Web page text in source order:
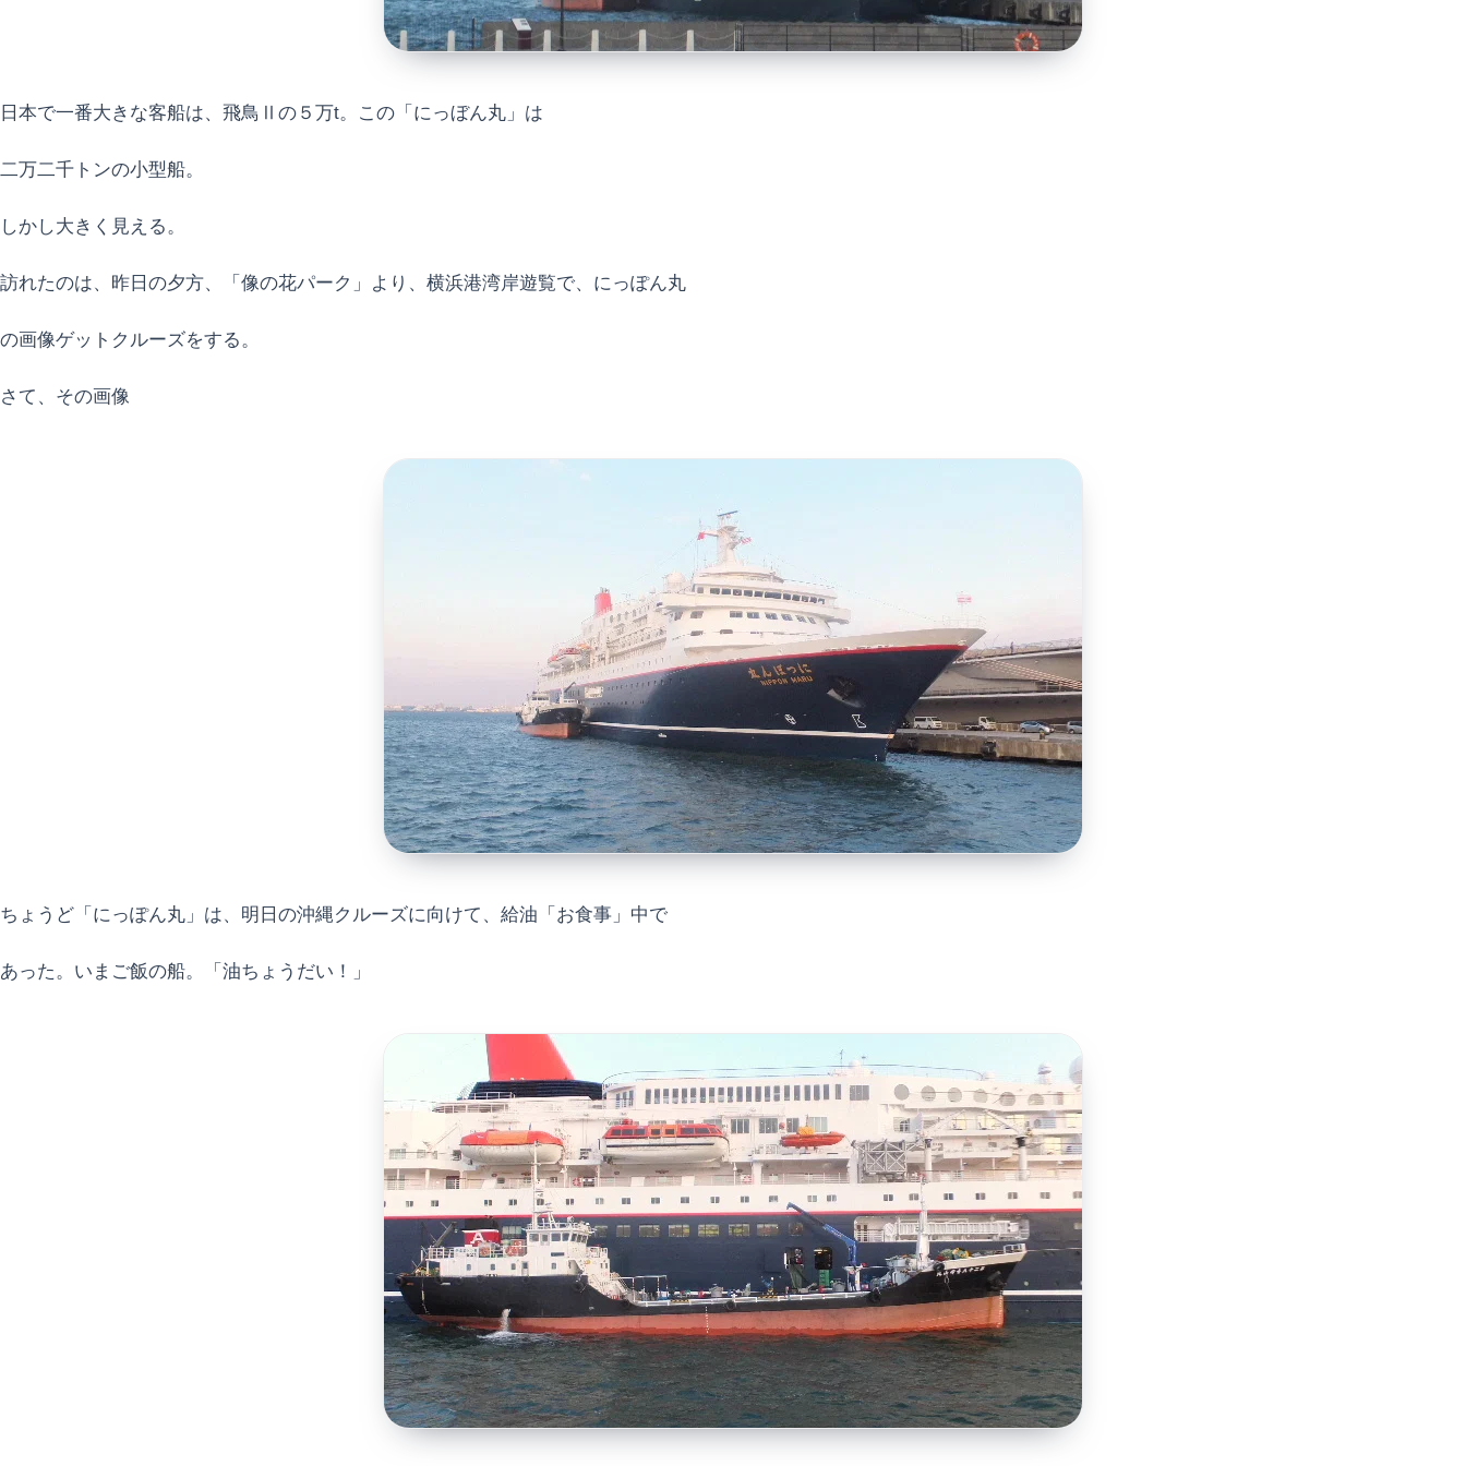
日本で一番大きな客船は、飛鳥Ⅱの５万t。この「にっぼん丸」は
二万二千トンの小型船。
しかし大きく見える。
訪れたのは、昨日の夕方、「像の花パーク」より、横浜港湾岸遊覧で、にっぽん丸
の画像ゲットクルーズをする。
さて、その画像
ちょうど「にっぽん丸」は、明日の沖縄クルーズに向けて、給油「お食事」中で
あった。いまご飯の船。「油ちょうだい！」